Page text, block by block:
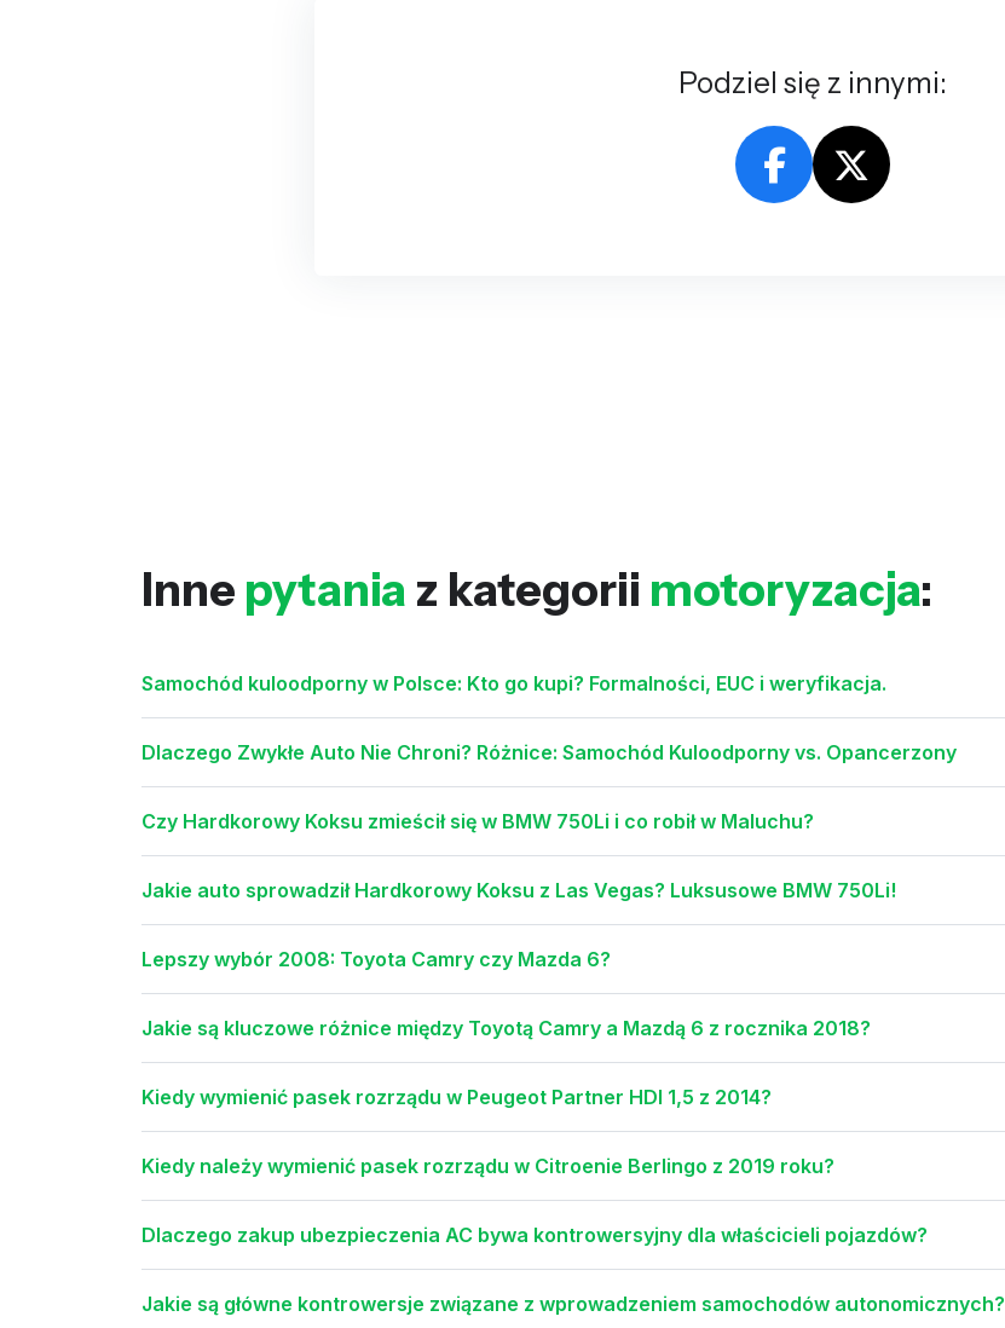
Podziel się z innymi:
Inne pytania z kategorii motoryzacja:
Samochód kuloodporny w Polsce: Kto go kupi? Formalności, EUC i weryfikacja.
Dlaczego Zwykłe Auto Nie Chroni? Różnice: Samochód Kuloodporny vs. Opancerzony
Czy Hardkorowy Koksu zmieścił się w BMW 750Li i co robił w Maluchu?
Jakie auto sprowadził Hardkorowy Koksu z Las Vegas? Luksusowe BMW 750Li!
Lepszy wybór 2008: Toyota Camry czy Mazda 6?
Jakie są kluczowe różnice między Toyotą Camry a Mazdą 6 z rocznika 2018?
Kiedy wymienić pasek rozrządu w Peugeot Partner HDI 1,5 z 2014?
Kiedy należy wymienić pasek rozrządu w Citroenie Berlingo z 2019 roku?
Dlaczego zakup ubezpieczenia AC bywa kontrowersyjny dla właścicieli pojazdów?
Jakie są główne kontrowersje związane z wprowadzeniem samochodów autonomicznych?